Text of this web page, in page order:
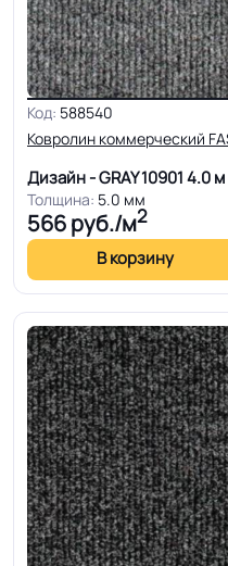
Код: 588540
Ковролин коммерческий
Дизайн - GRAY 109014.0 м
Толщина: 5.0 мм
566руб./м2
В корзину